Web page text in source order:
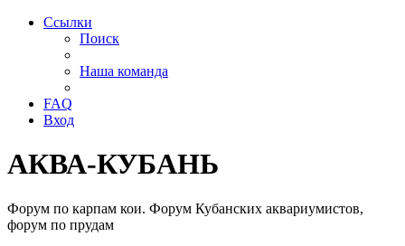
Ссылки
Поиск
Наша команда
FAQ
Вход
АКВА-КУБАНЬ
Форум по карпам кои. Форум Кубанских аквариумистов,
форум по прудам